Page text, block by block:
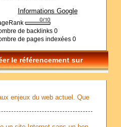
Informations Google
de backlinks 0
de pages indexées 0
le référencement sur
enjeux du web actuel. Que